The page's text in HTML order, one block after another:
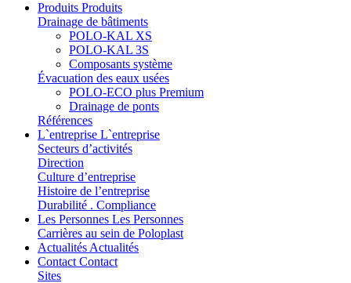
Produits Produits
Drainage de bâtiments
POLO-KAL XS
POLO-KAL 3S
Composants système
Évacuation des eaux usées
POLO-ECO plus Premium
Drainage de ponts
Références
L`entreprise L`entreprise
Secteurs d’activités
Direction
Culture d’entreprise
Histoire de l’entreprise
Durabilité . Compliance
Les Personnes Les Personnes
Carrières au sein de Poloplast
Actualités Actualités
Contact Contact
Sites